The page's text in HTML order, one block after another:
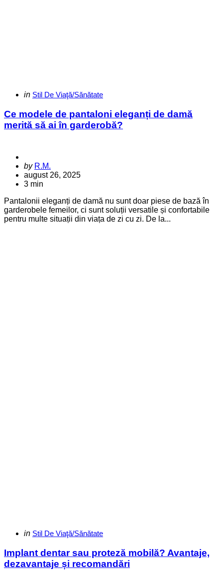
Categories
Posted
in Stil De Viaţă/Sănătate
Ce modele de pantaloni eleganți de damă
merită să ai în garderobă?
Posted
by
by R.M.
august 26, 2025
3 min
Pantalonii eleganți de damă nu sunt doar piese de bază în
garderobele femeilor, ci sunt soluții versatile și confortabile
pentru multe situații din viața de zi cu zi. De la...
Categories
Posted
in Stil De Viaţă/Sănătate
Implant dentar sau proteză mobilă? Avantaje,
dezavantaje și recomandări